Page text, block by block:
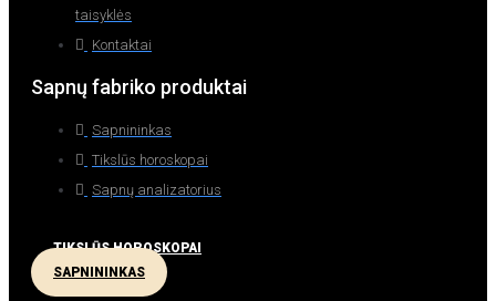
taisyklės
Kontaktai
Sapnų fabriko produktai
Sapnininkas
Tikslūs horoskopai
Sapnų analizatorius
TIKSLŪS HOROSKOPAI
SAPNININKAS